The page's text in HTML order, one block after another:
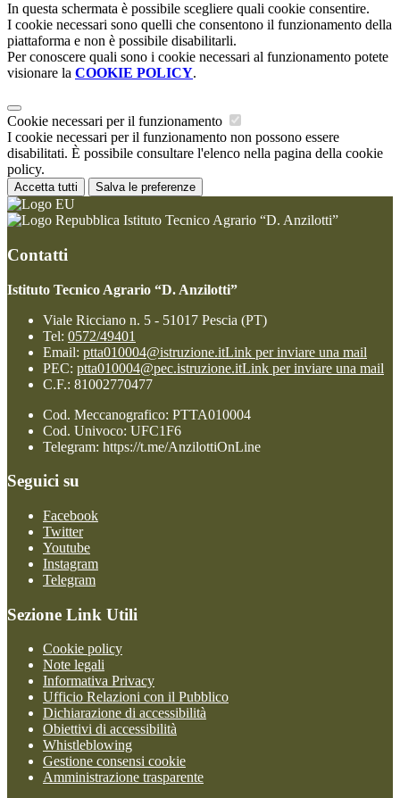
In questa schermata è possibile scegliere quali cookie consentire.
I cookie necessari sono quelli che consentono il funzionamento della
piattaforma e non è possibile disabilitarli.
Per conoscere quali sono i cookie necessari al funzionamento potete
visionare la COOKIE POLICY.
Cookie necessari per il funzionamento
I cookie necessari per il funzionamento non possono essere
disabilitati. È possibile consultare l'elenco nella pagina della cookie
policy.
Accetta tutti Salva le preferenze
Istituto Tecnico Agrario “D. Anzilotti”
Contatti
Istituto Tecnico Agrario “D. Anzilotti”
Viale Ricciano n. 5 - 51017 Pescia (PT)
Tel: 0572/49401
Email: ptta010004@istruzione.itLink per inviare una mail
PEC: ptta010004@pec.istruzione.itLink per inviare una mail
C.F.: 81002770477
Cod. Meccanografico: PTTA010004
Cod. Univoco: UFC1F6
Telegram: https://t.me/AnzilottiOnLine
Seguici su
Facebook
Twitter
Youtube
Instagram
Telegram
Sezione Link Utili
Cookie policy
Note legali
Informativa Privacy
Ufficio Relazioni con il Pubblico
Dichiarazione di accessibilità
Obiettivi di accessibilità
Whistleblowing
Gestione consensi cookie
Amministrazione trasparente